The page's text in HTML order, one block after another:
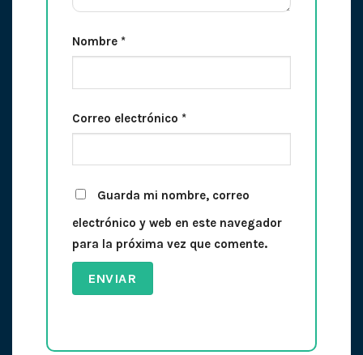
Nombre *
Correo electrónico *
Guarda mi nombre, correo
electrónico y web en este navegador
para la próxima vez que comente.